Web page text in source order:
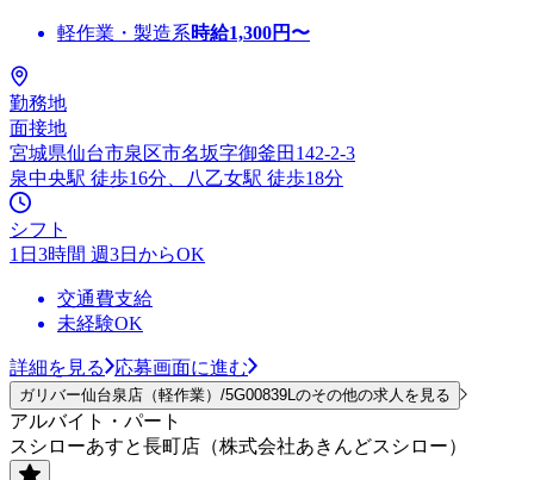
軽作業・製造系時給1,300円〜
勤務地
面接地
宮城県仙台市泉区市名坂字御釜田142-2-3
泉中央駅 徒歩16分、八乙女駅 徒歩18分
シフト
1日3時間 週3日からOK
交通費支給
未経験OK
詳細を見る 応募画面に進む
ガリバー仙台泉店（軽作業）/5G00839Lのその他の求人を見る
アルバイト・パート
スシローあすと長町店（株式会社あきんどスシロー）